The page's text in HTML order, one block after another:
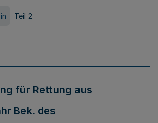
Teil 2
für Rettung aus
Bek. des